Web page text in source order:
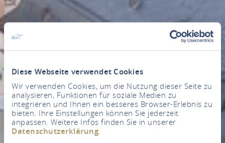
Diese Webseite verwendet Cookies
Wir verwenden Cookies, um die Nutzung dieser Seite zu
analysieren, Funktionen für soziale Medien zu
integrieren und Ihnen ein besseres Browser-Erlebnis zu
bieten. Ihre Einstellungen können Sie jederzeit
anpassen. Weitere Infos finden Sie in unserer
Datenschutzerklärung.